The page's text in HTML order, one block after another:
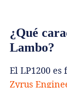
¿Qué
Lambo?
El LP1200
Zyrus